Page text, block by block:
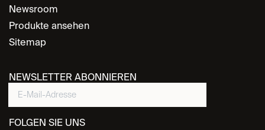
Newsroom
Produkte ansehen
Sitemap
NEWSLETTER ABONNIEREN
FOLGEN SIE UNS